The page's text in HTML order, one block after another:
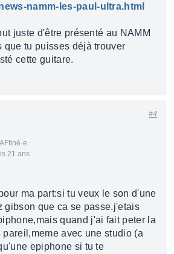
namm-les-paul-ultra.html
juste d'être présenté au NAMM
que tu puisses déjà trouver
cette guitare.
21 ans
#4
ma part:si tu veux le son d'une
gibson que ca se passe.j'etais
quand j'ai fait peter la
avec une studio (a
epiphone si tu te